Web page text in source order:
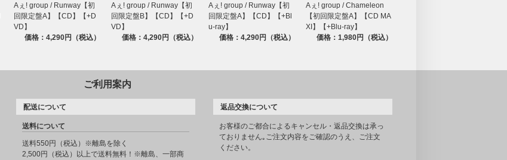
Aぇ! group / Runway【初
回限定盤A】【CD】【+D
VD】
価格：4,290円（税込）
Aぇ! group / Runway【初
回限定盤B】【CD】【+D
VD】
価格：4,290円（税込）
Aぇ! group / Runway【初
回限定盤A】【CD】【+Bl
u-ray】
価格：4,290円（税込）
Aぇ! group / Chameleon
【初回限定盤A】【CD MA
XI】【+Blu-ray】
価格：1,980円（税込）
ご利用案内
配送について
送料について
送料550円（税込）※離島を除く
2,500円（税込）以上で送料無料！※離島、一部商
返品交換について
お客様のご都合によるキャンセル・返品交換は承っ
ておりません｡ご注文内容をご確認のうえ、ご注文
ください。